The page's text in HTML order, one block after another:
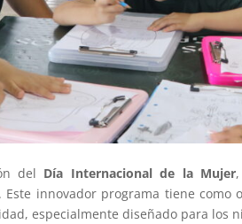
del Día Internacional de la Mujer
. Este innovador programa tiene
especialmente diseñado para los